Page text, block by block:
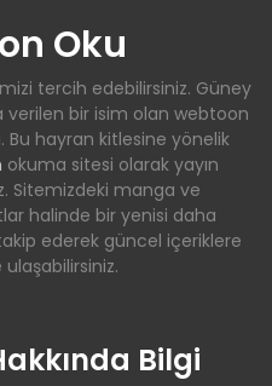
Oku
tercih edebilirsiniz. Güney
verilen bir isim olan webtoon
hayran kitlesine yönelik
okuma sitesi olarak yayın
Sitemizdeki manga ve
halinde bir yenisi daha
ederek güncel içeriklere
ulaşabilirsiniz.
Bilgi